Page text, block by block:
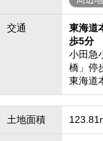
交通
東海道
歩5分
小田急
橋」停
東海道
土地面積